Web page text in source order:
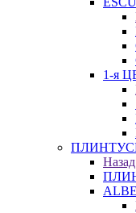
1-я
Назад